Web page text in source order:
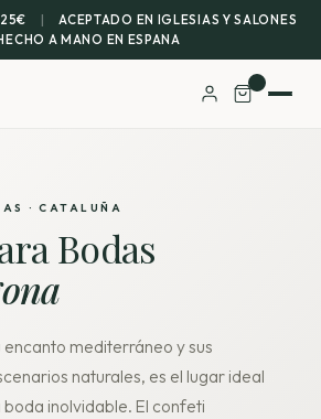
|
ACEPTADO EN IGLESIAS Y SALONES
A MANO EN ESPANA
· CATALUÑA
Bodas
encanto mediterráneo y sus
naturales, es el lugar ideal
inolvidable. El confeti